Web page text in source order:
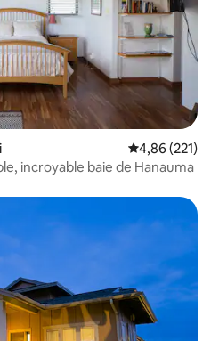
Évaluation
4,86 (221)
incroyable baie de Hanauma